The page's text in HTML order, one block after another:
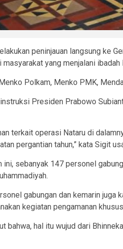
peninjauan langsung ke
yang menjalani ibadah
Polkam, Menko PMK,
Presiden Prabowo
terkait operasi Nataru di
pergantian tahun,” kata Sigit
ini, sebanyak 147 personel
gabungan dan kemarin
kegiatan pengamanan
bahwa, hal itu wujud dari